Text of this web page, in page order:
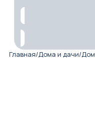
Главная/Дома и дачи/Дом